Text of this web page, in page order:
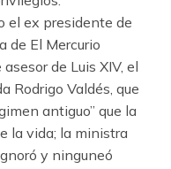
el ex presidente de
de El Mercurio
de Luis XIV, el
Rodrigo Valdés, que
antiguo” que la
la vida; la ministra
y ninguneó